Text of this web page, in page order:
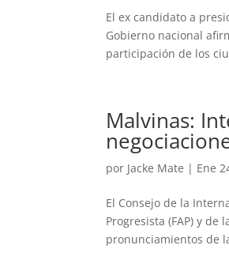
El ex candidato a
Gobierno nacional
participación de los
Malvinas:
por Jacke Mate | Ene
El Consejo de la
Progresista (FAP) y
pronunciamientos de